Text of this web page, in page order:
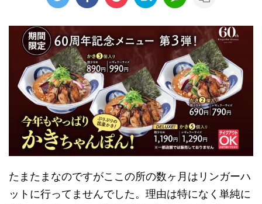
たまたまなのですがここの所の数ヶ月はリンガーハ
ットに行ってませんでした。理由は特になく単純に